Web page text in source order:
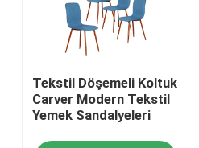
Tekstil Döşemeli Koltuk
Carver Modern Tekstil
Yemek Sandalyeleri